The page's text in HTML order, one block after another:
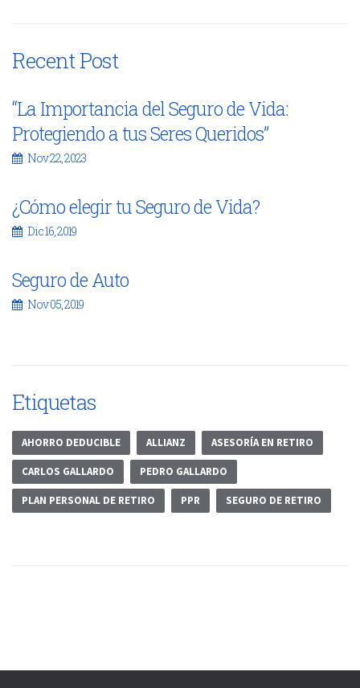
Recent Post
“La Importancia del Seguro de Vida:
Protegiendo a tus Seres Queridos”
Nov 22, 2023
¿Cómo elegir tu Seguro de Vida?
Dic 16, 2019
Seguro de Auto
Nov 05, 2019
Etiquetas
AHORRO DEDUCIBLE ALLIANZ ASESORÍA EN RETIRO
CARLOS GALLARDO PEDRO GALLARDO
PLAN PERSONAL DE RETIRO PPR SEGURO DE RETIRO